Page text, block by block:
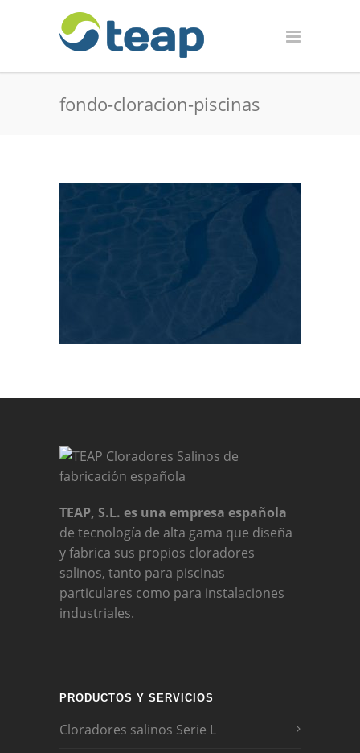
fondo-cloracion-piscinas
TEAP, S.L. es una empresa española
de tecnología de alta gama que diseña
y fabrica sus propios cloradores
salinos, tanto para piscinas
particulares como para instalaciones
industriales.
PRODUCTOS Y SERVICIOS
Cloradores salinos Serie L